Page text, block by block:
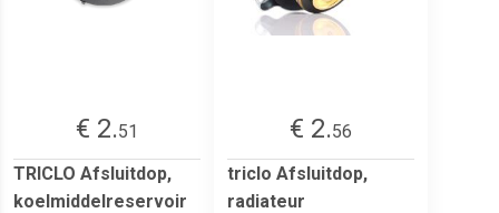
€ 2.51
TRICLO Afsluitdop,
koelmiddelreservoir
€ 2.56
triclo Afsluitdop,
radiateur